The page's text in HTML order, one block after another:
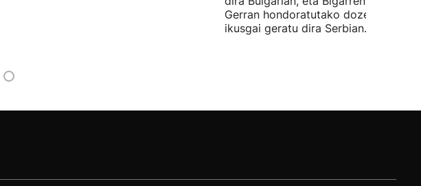
Gerran hondoratutako dozenaka
ikusgai geratu dira Serbian.